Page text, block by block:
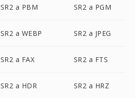
SR2 a PBM SR2 a PGM
SR2 a WEBP SR2 a JPEG
SR2 a FAX SR2 a FTS
SR2 a HDR SR2 a HRZ